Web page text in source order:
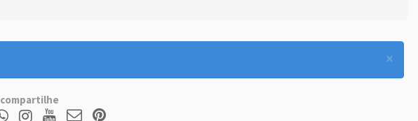
×
compartilhe